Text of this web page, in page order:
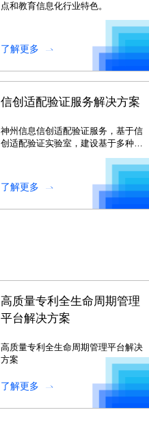
点和教育信息化行业特色。
了解更多
信创适配验证服务解决方案
神州信息信创适配验证服务，基于信
创适配验证实验室，建设基于多种技
术路线的适配测试平台和应用迁移平
了解更多
高质量专利全生命周期管理
平台解决方案
高质量专利全生命周期管理平台解决
方案
了解更多